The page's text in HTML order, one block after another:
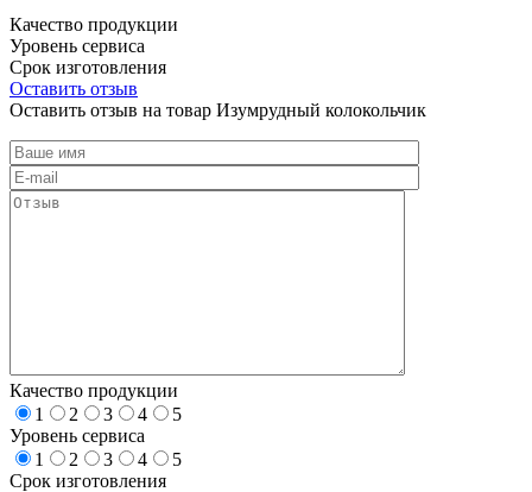
Качество продукции
Уровень сервиса
Срок изготовления
Оставить отзыв
Оставить отзыв на товар Изумрудный колокольчик
Качество продукции
1
2 3 4
5
Уровень сервиса
1
2 3 4
5
Срок изготовления